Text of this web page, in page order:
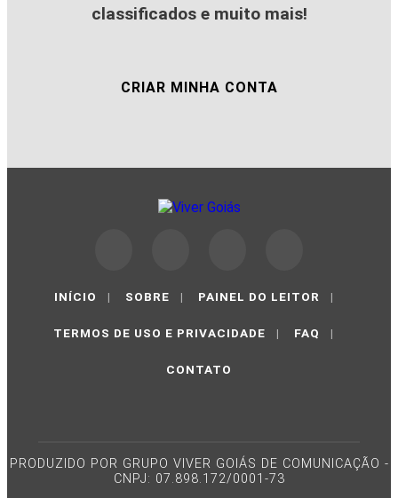
classificados e muito mais!
CRIAR MINHA CONTA
INÍCIO | SOBRE | PAINEL DO LEITOR |
TERMOS DE USO E PRIVACIDADE | FAQ |
CONTATO
PRODUZIDO POR GRUPO VIVER GOIÁS DE COMUNICAÇÃO -
CNPJ: 07.898.172/0001-73